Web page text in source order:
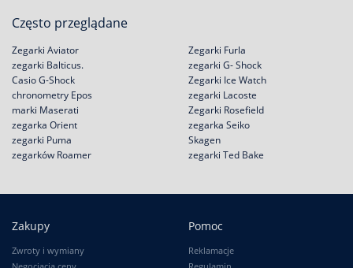
Często przeglądane
Zegarki Aviator
zegarki Balticus.
Casio G-Shock
chronometry Epos
Zegarki Furla
zegarki G- Shock
Zegarki Ice Watch
zegarki Lacoste
marki Maserati
zegarka Orient
zegarki Puma
zegarków Roamer
Zegarki Rosefield
zegarka Seiko
Skagen
zegarki Ted Bake
Zakupy
Zwroty i wymiany
Pomoc
Reklamacje